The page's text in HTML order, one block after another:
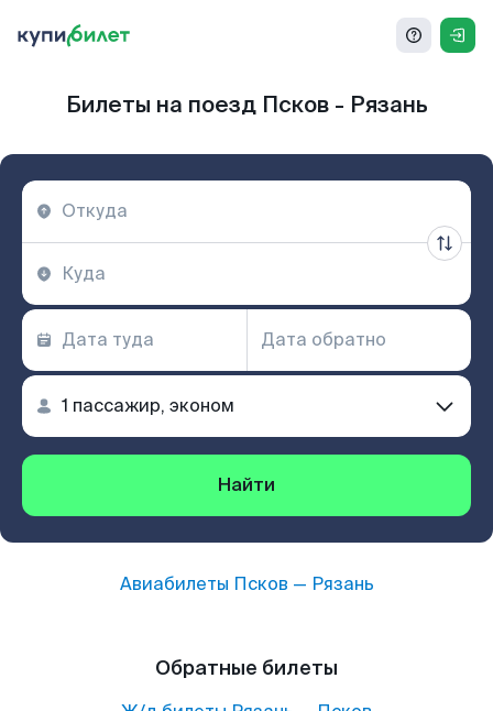
Билеты на поезд Псков - Рязань
Найти
Авиабилеты Псков — Рязань
Обратные билеты